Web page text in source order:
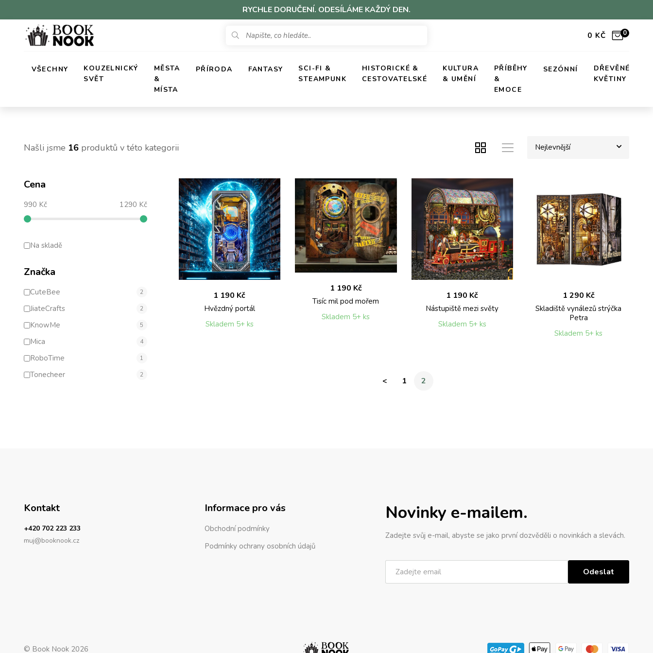
RYCHLE DORUČENÍ. ODESÍLÁME KAŽDÝ DEN.
0 KČ 0
VŠECHNY
KOUZELNICKÝ
SVĚT
MĚSTA
&
MÍSTA
PŘÍRODA FANTASY
SCI-FI &
STEAMPUNK
HISTORICKÉ &
CESTOVATELSKÉ
KULTURA
& UMĚNÍ
PŘÍBĚHY
&
EMOCE
SEZÓNNÍ
DŘEVĚNÉ
KVĚTINY
Našli jsme 16produktů v této kategorii Nejlevnější
Cena
990 Kč 1290 Kč
Na skladě
Značka
CuteBee 2
JiateCrafts 2
KnowMe 5
Mica 4
RoboTime 1
Tonecheer 2
1 190 Kč
Hvězdný portál
Skladem 5+ ks
1 190 Kč
Tisíc mil pod mořem
Skladem 5+ ks
1 190 Kč
Nástupiště mezi světy
Skladem 5+ ks
1 290 Kč
Skladiště vynálezů strýčka
Petra
Skladem 5+ ks
< 1 2
Kontakt
+420 702 223 233
muj@booknook.cz
Informace pro vás
Obchodní podmínky
Podmínky ochrany osobních údajů
Novinky e-mailem.
Zadejte svůj e-mail, abyste se jako první dozvěděli o novinkách a slevách.
Odeslat
© Book Nook 2026